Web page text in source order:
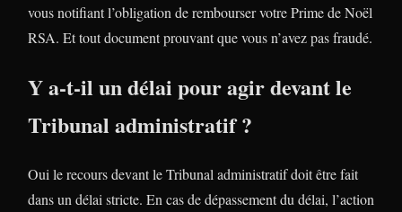
vous notifiant l’obligation de rembourser votre Prime de Noël
RSA. Et tout document prouvant que vous n’avez pas fraudé.
Y a-t-il un délai pour agir devant le
Tribunal administratif ?
Oui le recours devant le Tribunal administratif doit être fait
dans un délai stricte. En cas de dépassement du délai, l’action